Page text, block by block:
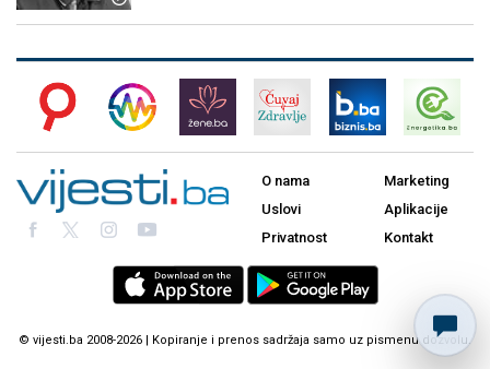
O nama
Uslovi
Privatnost
Marketing
Aplikacije
Kontakt
© vijesti.ba 2008-2026 | Kopiranje i prenos sadržaja samo uz pismenu dozvolu.